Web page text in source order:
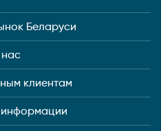
Беларуси
клиентам